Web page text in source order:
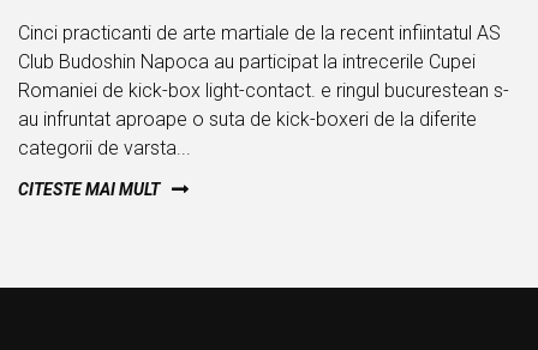
Cinci practicanti de arte martiale de la recent infiintatul AS
Club Budoshin Napoca au participat la intrecerile Cupei
Romaniei de kick-box light-contact. e ringul bucurestean s-
au infruntat aproape o suta de kick-boxeri de la diferite
categorii de varsta...
CITESTE MAI MULT